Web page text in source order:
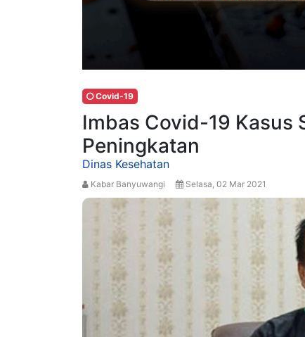
Covid-19
Imbas Covid-19 Kasus
Peningkatan
Dinas Kesehatan
Kabar Banyuwangi Selasa, 02 Mar 2021